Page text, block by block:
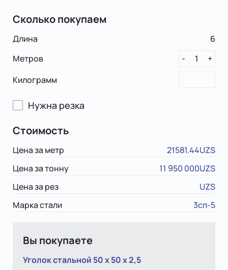
Сколько покупаем
Длина
6
Метров
- 1
+
Килограмм
Нужна резка
Стоимость
Цена за метр
21581.44UZS
Цена за тонну
11 950 000UZS
Цена за рез
UZS
Марка стали
3сп-5
Вы покупаете
Уголок стальной 50 х 50 x 2,5